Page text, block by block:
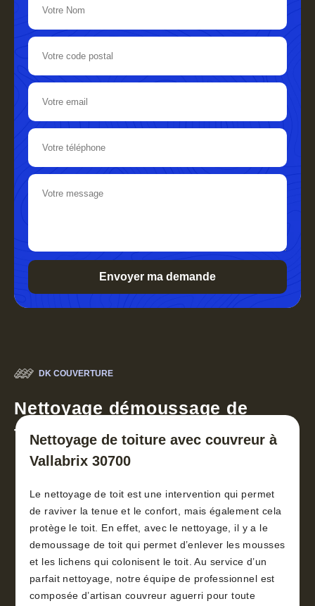
DK COUVERTURE
Nettoyage démoussage de
toiture 30
Nettoyage de toiture avec couvreur à
Vallabrix 30700
Le nettoyage de toit est une intervention qui permet
de raviver la tenue et le confort, mais également cela
protège le toit. En effet, avec le nettoyage, il y a le
demoussage de toit qui permet d’enlever les mousses
et les lichens qui colonisent le toit. Au service d’un
parfait nettoyage, notre équipe de professionnel est
composée d’artisan couvreur aguerri pour toute